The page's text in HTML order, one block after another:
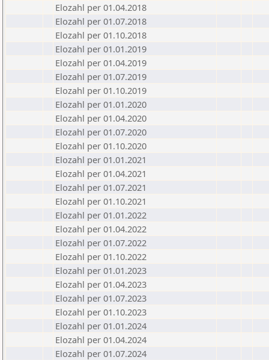
Elozahl per 01.04.2018
Elozahl per 01.07.2018
Elozahl per 01.10.2018
Elozahl per 01.01.2019
Elozahl per 01.04.2019
Elozahl per 01.07.2019
Elozahl per 01.10.2019
Elozahl per 01.01.2020
Elozahl per 01.04.2020
Elozahl per 01.07.2020
Elozahl per 01.10.2020
Elozahl per 01.01.2021
Elozahl per 01.04.2021
Elozahl per 01.07.2021
Elozahl per 01.10.2021
Elozahl per 01.01.2022
Elozahl per 01.04.2022
Elozahl per 01.07.2022
Elozahl per 01.10.2022
Elozahl per 01.01.2023
Elozahl per 01.04.2023
Elozahl per 01.07.2023
Elozahl per 01.10.2023
Elozahl per 01.01.2024
Elozahl per 01.04.2024
Elozahl per 01.07.2024